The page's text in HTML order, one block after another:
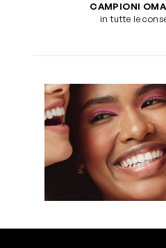
CAMPIONI
in tutte le